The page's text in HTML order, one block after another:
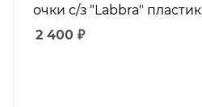
очки с/з "Labbra" пластик
2 400 ₽